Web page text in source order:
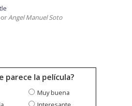
Angel Manuel Soto
parece la película?
Muy buena